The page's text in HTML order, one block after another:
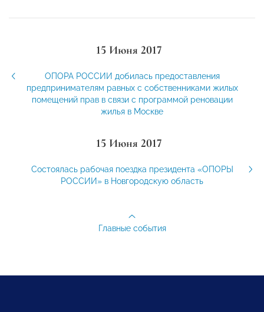
15 Июня 2017
ОПОРА РОССИИ добилась предоставления
предпринимателям равных с собственниками жилых
помещений прав в связи с программой реновации
жилья в Москве
15 Июня 2017
Состоялась рабочая поездка президента «ОПОРЫ
РОССИИ» в Новгородскую область
Главные события